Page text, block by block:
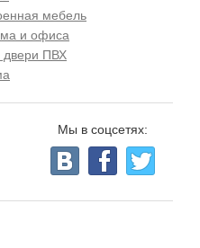
мебель
и офиса
двери ПВХ
Мы в соцсетях: